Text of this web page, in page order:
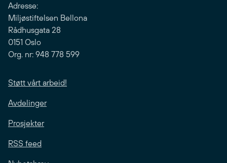
Adresse:
Miljøstiftelsen Bellona
Rådhusgata 28
0151 Oslo
Org. nr: 948 778 599
Støtt vårt arbeid!
Avdelinger
Prosjekter
RSS feed